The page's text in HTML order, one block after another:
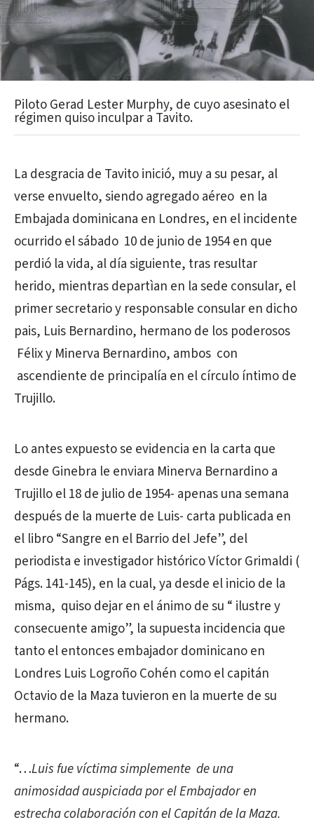
Piloto Gerad Lester Murphy, de cuyo asesinato el
régimen quiso inculpar a Tavito.
La desgracia de Tavito inició, muy a su pesar, al
verse envuelto, siendo agregado aéreo en la
Embajada dominicana en Londres, en el incidente
ocurrido el sábado 10 de junio de 1954 en que
perdió la vida, al día siguiente, tras resultar
herido, mientras departìan en la sede consular, el
primer secretario y responsable consular en dicho
pais, Luis Bernardino, hermano de los poderosos
Félix y Minerva Bernardino, ambos con
ascendiente de principalía en el círculo íntimo de
Trujillo.
Lo antes expuesto se evidencia en la carta que
desde Ginebra le enviara Minerva Bernardino a
Trujillo el 18 de julio de 1954- apenas una semana
después de la muerte de Luis- carta publicada en
el libro “Sangre en el Barrio del Jefe”, del
periodista e investigador histórico Víctor Grimaldi (
Págs. 141-145), en la cual, ya desde el inicio de la
misma, quiso dejar en el ánimo de su “ ilustre y
consecuente amigo”, la supuesta incidencia que
tanto el entonces embajador dominicano en
Londres Luis Logroño Cohén como el capitán
Octavio de la Maza tuvieron en la muerte de su
hermano.
“…Luis fue víctima simplemente de una
animosidad auspiciada por el Embajador en
estrecha colaboración con el Capitán de la Maza.